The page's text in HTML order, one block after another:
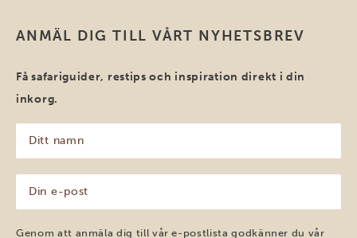
ANMÄL DIG TILL VÅRT NYHETSBREV
Få safariguider, restips och inspiration direkt i din
inkorg.
namn
(Obligatoriskt)
post
(Obligatoriskt)
Genom att anmäla dig till vår e-postlista godkänner du vår